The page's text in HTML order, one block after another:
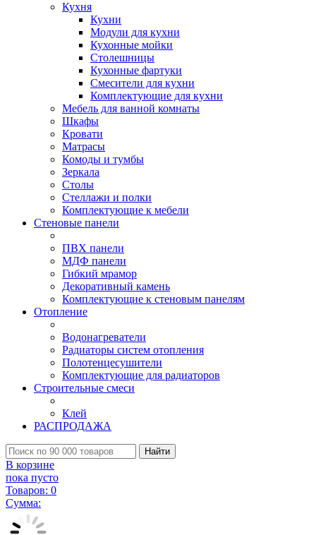
Кухня
Кухни
Модули для кухни
Кухонные мойки
Столешницы
Кухонные фартуки
Смесители для кухни
Комплектующие для кухни
Мебель для ванной комнаты
Шкафы
Кровати
Матрасы
Комоды и тумбы
Зеркала
Столы
Стеллажи и полки
Комплектующие к мебели
Стеновые панели
ПВХ панели
МДФ панели
Гибкий мрамор
Декоративный камень
Комплектующие к стеновым панелям
Отопление
Водонагреватели
Радиаторы систем отопления
Полотенцесушители
Комплектующие для радиаторов
Строительные смеси
Клей
РАСПРОДАЖА
Найти
В корзине
пока пусто
Товаров: 0
Сумма: